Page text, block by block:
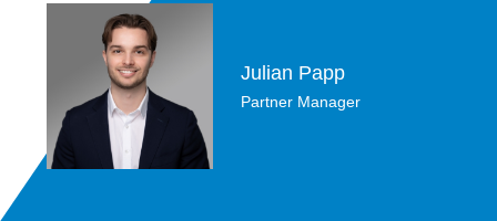
Julian Papp
Partner Manager